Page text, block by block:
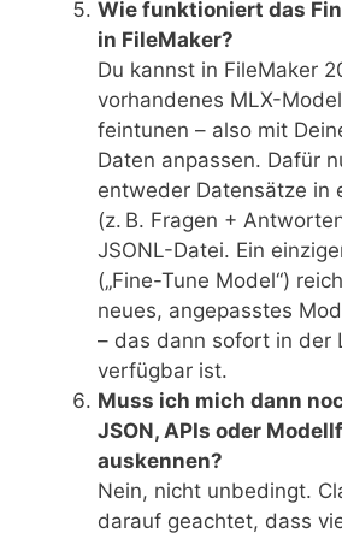
Wie funktioniert das
in FileMaker?
Du kannst in FileMaker
vorhandenes MLX-
feintunen – also mit
Daten anpassen. Dafür
entweder Datensätze in
(z. B. Fragen +
JSONL-Datei. Ein
(„Fine-Tune Model“)
neues, angepasstes
– das dann sofort in der
verfügbar ist.
Muss ich mich dann
JSON, APIs oder
auskennen?
Nein, nicht unbedingt.
darauf geachtet, dass